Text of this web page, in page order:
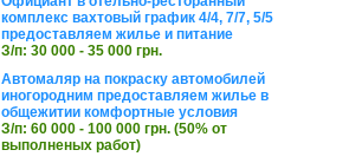
комплекс вахтовый график 4/4, 7/7, 5/5
предоставляем жилье и питание
З/п: 30 000 - 35 000 грн.
Автомаляр на покраску автомобилей
иногородним предоставляем жилье в
общежитии комфортные условия
З/п: 60 000 - 100 000 грн. (50% от
выполненых работ)